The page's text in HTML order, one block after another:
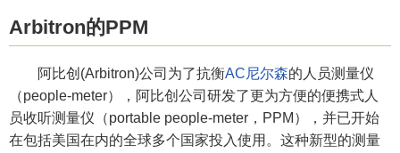
Arbitron的PPM
阿比创(Arbitron)公司为了抗衡AC尼尔森的人员测量仪
（people-meter），阿比创公司研发了更为方便的便携式人
员收听测量仪（portable people-meter，PPM），并已开始
在包括美国在内的全球多个国家投入使用。这种新型的测量